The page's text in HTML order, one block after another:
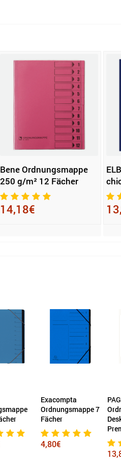
Bene Ordnungsmappe
250 g/m² 12 Fächer
14,18€
Exacompta
Ordnungsmappe 7
Fächer
4,80€